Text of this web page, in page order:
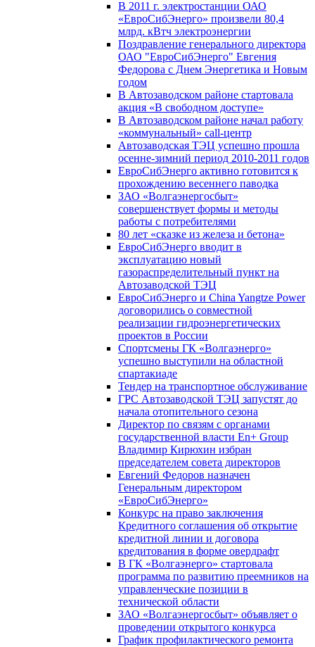
В 2011 г. электростанции ОАО
«ЕвроСибЭнерго» произвели 80,4
млрд. кВтч электроэнергии
Поздравление генерального директора
ОАО "ЕвроСибЭнерго" Евгения
Федорова с Днем Энергетика и Новым
годом
В Автозаводском районе стартовала
акция «В свободном доступе»
В Автозаводском районе начал работу
«коммунальный» call-центр
Автозаводская ТЭЦ успешно прошла
осенне-зимний период 2010-2011 годов
ЕвроСибЭнерго активно готовится к
прохождению весеннего паводка
ЗАО «Волгаэнергосбыт»
совершенствует формы и методы
работы с потребителями
80 лет «сказке из железа и бетона»
ЕвроСибЭнерго вводит в
эксплуатацию новый
газораспределительный пункт на
Автозаводской ТЭЦ
ЕвроСибЭнерго и China Yangtze Power
договорились о совместной
реализации гидроэнергетических
проектов в России
Спортсмены ГК «Волгаэнерго»
успешно выступили на областной
спартакиаде
Тендер на транспортное обслуживание
ГРС Автозаводской ТЭЦ запустят до
начала отопительного сезона
Директор по связям с органами
государственной власти En+ Group
Владимир Кирюхин избран
председателем совета директоров
Евгений Федоров назначен
Генеральным директором
«ЕвроСибЭнерго»
Конкурс на право заключения
Кредитного соглашения об открытие
кредитной линии и договора
кредитования в форме овердрафт
В ГК «Волгаэнерго» стартовала
программа по развитию преемников на
управленческие позиции в
технической области
ЗАО «Волгаэнергосбыт» объявляет о
проведении открытого конкурса
График профилактического ремонта